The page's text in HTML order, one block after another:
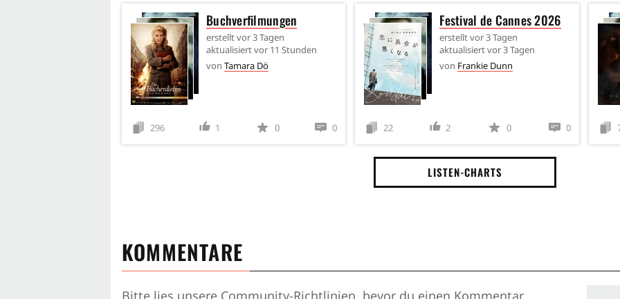
Buchverfilmungen
erstelltvor 3 Tagen
aktualisiertvor 11 Stunden
von Tamara Dö
296 1 0 0
Festival de Cannes 2026
erstelltvor 3 Tagen
aktualisiertvor 3 Tagen
von Frankie Dunn
22 2 0 0
LISTEN-CHARTS
KOMMENTARE